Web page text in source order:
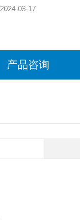
2024-03-17
产品咨询